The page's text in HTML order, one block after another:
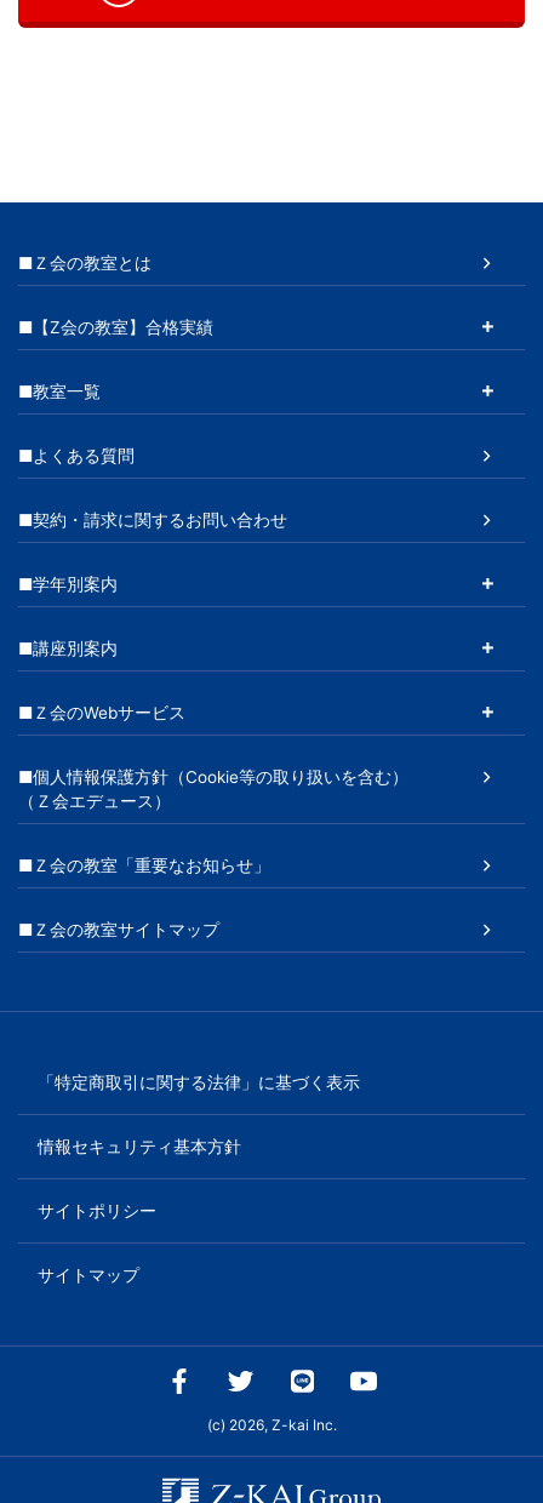
■Ｚ会の教室とは
■【Z会の教室】合格実績
■教室一覧
■よくある質問
■契約・請求に関するお問い合わせ
■学年別案内
■講座別案内
■Ｚ会のWebサービス
■個人情報保護方針（Cookie等の取り扱いを含む）
（Ｚ会エデュース）
■Ｚ会の教室「重要なお知らせ」
■Ｚ会の教室サイトマップ
「特定商取引に関する法律」に基づく表示
情報セキュリティ基本方針
サイトポリシー
サイトマップ
(c) 2026, Z-kai Inc.